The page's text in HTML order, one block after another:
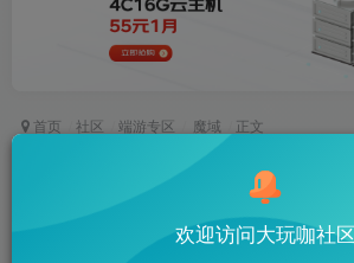
首页 社区 端游专区 魔域 正文
魔域将装备改为永不磨损
73次阅读
欢迎访问大玩咖社区